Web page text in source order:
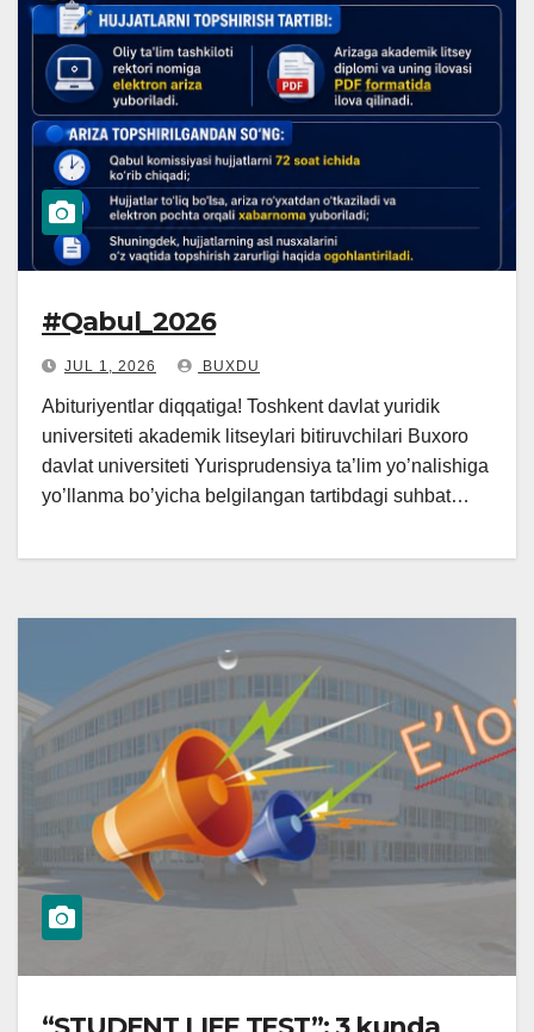
#Qabul_2026
JUL 1, 2026 BUXDU
Abituriyentlar diqqatiga! Toshkent davlat yuridik
universiteti akademik litseylari bitiruvchilari Buxoro
davlat universiteti Yurisprudensiya ta’lim yo’nalishiga
yo’llanma bo’yicha belgilangan tartibdagi suhbat…